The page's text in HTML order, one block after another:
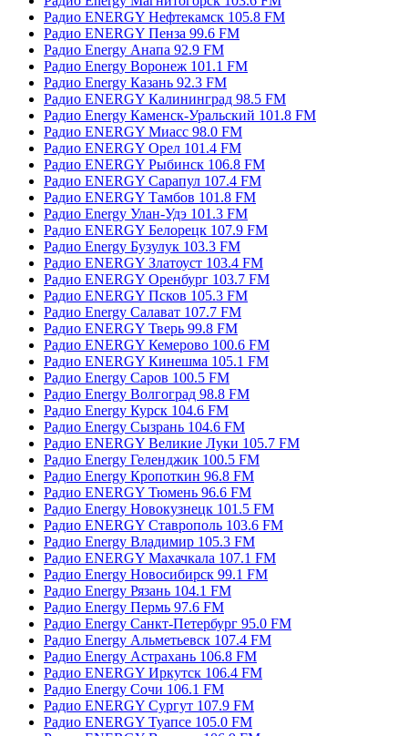
Радио ENERGY Нефтекамск 105.8 FM
Радио ENERGY Пенза 99.6 FM
Радио Energy Анапа 92.9 FM
Радио Energy Воронеж 101.1 FM
Радио Energy Казань 92.3 FM
Радио ENERGY Калининград 98.5 FM
Радио Energy Каменск-Уральский 101.8 FM
Радио ENERGY Миасс 98.0 FM
Радио ENERGY Орел 101.4 FM
Радио ENERGY Рыбинск 106.8 FM
Радио ENERGY Сарапул 107.4 FM
Радио ENERGY Тамбов 101.8 FM
Радио Energy Улан-Удэ 101.3 FM
Радио ENERGY Белорецк 107.9 FM
Радио Energy Бузулук 103.3 FM
Радио ENERGY Златоуст 103.4 FM
Радио ENERGY Оренбург 103.7 FM
Радио ENERGY Псков 105.3 FM
Радио Energy Салават 107.7 FM
Радио ENERGY Тверь 99.8 FM
Радио ENERGY Кемерово 100.6 FM
Радио ENERGY Кинешма 105.1 FM
Радио Energy Саров 100.5 FM
Радио Energy Волгоград 98.8 FM
Радио Energy Курск 104.6 FM
Радио Energy Сызрань 104.6 FM
Радио ENERGY Великие Луки 105.7 FM
Радио Energy Геленджик 100.5 FM
Радио Energy Кропоткин 96.8 FM
Радио ENERGY Тюмень 96.6 FM
Радио Energy Новокузнецк 101.5 FM
Радио ENERGY Ставрополь 103.6 FM
Радио Energy Владимир 105.3 FM
Радио ENERGY Махачкала 107.1 FM
Радио Energy Новосибирск 99.1 FM
Радио Energy Рязань 104.1 FM
Радио Energy Пермь 97.6 FM
Радио Energy Санкт-Петербург 95.0 FM
Радио Energy Альметьевск 107.4 FM
Радио Energy Астрахань 106.8 FM
Радио ENERGY Иркутск 106.4 FM
Радио Energy Сочи 106.1 FM
Радио ENERGY Сургут 107.9 FM
Радио ENERGY Туапсе 105.0 FM